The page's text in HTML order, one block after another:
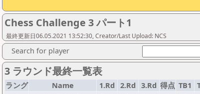
Chess Challenge 3 パート1
最終更新日06.05.2021 13:52:30, Creator/Last Upload: NCS
Search for player
3 ラウンド最終一覧表
ラング Name 1.Rd 2.Rd 3.Rd 得点 TB1